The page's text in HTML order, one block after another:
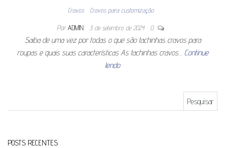
Cravos Cravos para customização
Por ADMIN 3 de setembro de 2024 0
Saiba de uma vez por todas o que são tachinhas cravos para
roupas e quais suas características As tachinhas cravos… Continue
lendo
POSTS RECENTES